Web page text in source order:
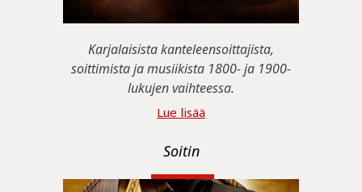
Karjalaisista kanteleensoittajista,
soittimista ja musiikista 1800- ja 1900-
lukujen vaihteessa.
Lue lisää
Soitin